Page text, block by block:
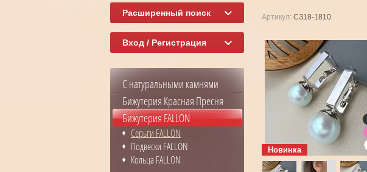
Артикул: СЗ18-1810
Новинка
Расширенный поиск
Вход / Регистрация
С натуральными камнями
Бижутерия Красная Пресня
Бижутерия FALLON
Серьги FALLON
Подвески FALLON
Кольца FALLON